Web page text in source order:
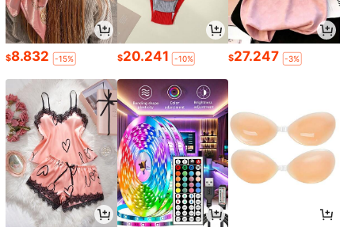
$8.832 -15% $20.241 -10% $27.247 -3%